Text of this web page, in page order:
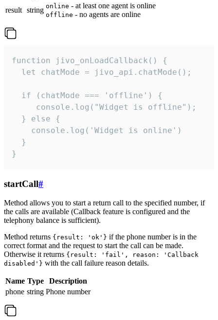
result string online - at least one agent is online
offline - no agents are online
function jivo_onLoadCallback() {
  let chatMode = jivo_api.chatMode();
  if (chatMode === 'offline') {
     console.log("Widget is offline");
  } else {
    console.log('Widget is online')
  }
}
startCall#
Method allows you to start a return call to the specified number, if
the calls are available (Callback feature is configured and the
telephony balance is sufficient).
Method returns {result: 'ok'} if the phone number is in the
correct format and the request to start the call can be made.
Otherwise it returns {result: 'fail', reason: 'Callback
disabled'} with the call failure reason details.
Name Type
Description
phone string Phone number